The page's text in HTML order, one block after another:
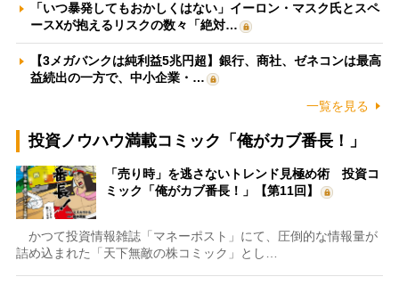
「いつ暴発してもおかしくはない」イーロン・マスク氏とスペ
ースXが抱えるリスクの数々「絶対…
【3メガバンクは純利益5兆円超】銀行、商社、ゼネコンは最高
益続出の一方で、中小企業・…
一覧を見る
投資ノウハウ満載コミック「俺がカブ番長！」
「売り時」を逃さないトレンド見極め術 投資コ
ミック「俺がカブ番長！」【第11回】
かつて投資情報雑誌「マネーポスト」にて、圧倒的な情報量が
詰め込まれた「天下無敵の株コミック」とし…